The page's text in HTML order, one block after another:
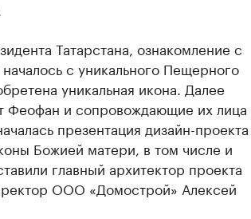
Татарстана, ознакомление с
с уникального Пещерного
уникальная икона. Далее
и сопровождающие их лица
презентация дизайн-проекта
Божией матери, в том числе и
главный архитектор проекта
ООО «Домострой» Алексей